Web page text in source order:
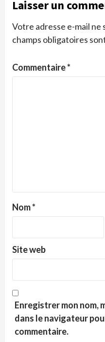
Laisser un
Votre adresse e-mail ne
champs obligatoires
Commentaire*
Nom*
Site web
Enregistrer mon nom,
dans le navigateur
commentaire.